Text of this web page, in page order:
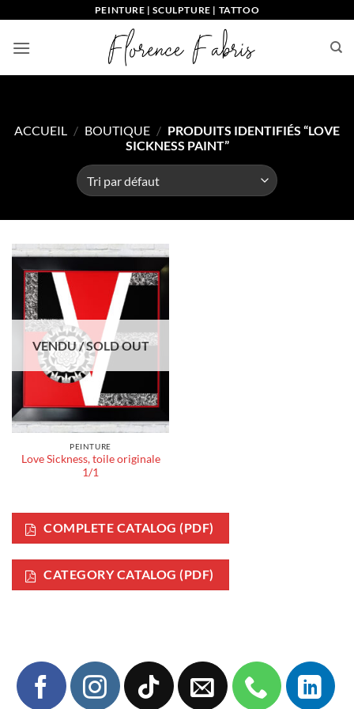
contenu
PEINTURE | SCULPTURE | TATTOO
ACCUEIL / BOUTIQUE / PRODUITS IDENTIFIÉS “LOVE
SICKNESS PAINT”
VENDU / SOLD OUT
PEINTURE
Love Sickness, toile originale
1/1
COMPLETE CATALOG (PDF)
CATEGORY CATALOG (PDF)